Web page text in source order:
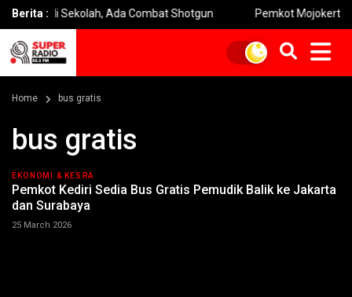
Berita :
di Sekolah, Ada Combat Shotgun Pemkot Mojokerto
Home bus gratis
bus gratis
EKONOMI & KESRA
Pemkot Kediri Sedia Bus Gratis Pemudik Balik ke Jakarta
dan Surabaya
25 March 2026